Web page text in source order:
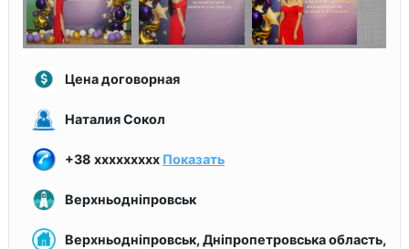
Цена договорная
Наталия Сокол
+38 xxxxxxxxx Показать
Верхньодніпровськ
Верхньодніпровськ, Дніпропетровська область,